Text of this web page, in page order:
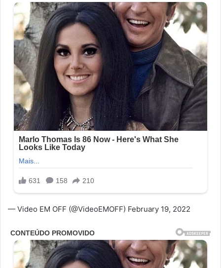
— Video EM OFF (@VideoEMOFF) February 19, 2022